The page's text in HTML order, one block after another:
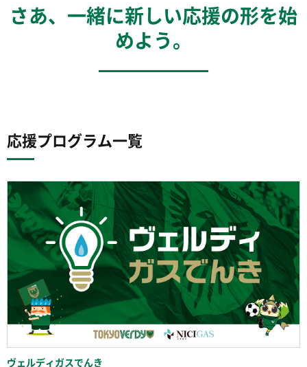
さあ、一緒に新しい応援の形を始
めよう。
応援プログラム一覧
ヴェルディガスでんき